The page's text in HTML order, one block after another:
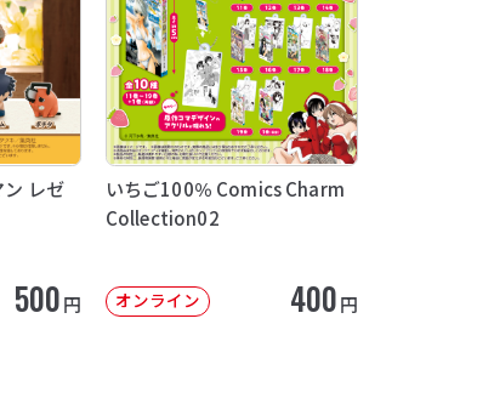
ン レゼ
500円
いちご100％ Comics Charm
Collection02
オンライン 400円